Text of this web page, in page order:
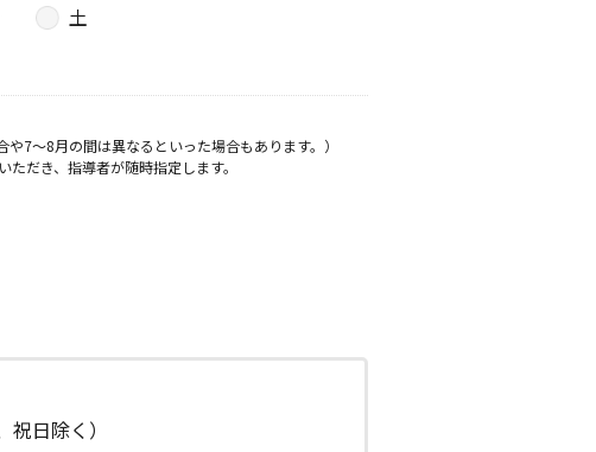
土
7～8月の間は異なるといった場合もあります。）
だき、指導者が随時指定します。
日除く）